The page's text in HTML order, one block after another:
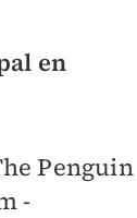
en
Penguin
-